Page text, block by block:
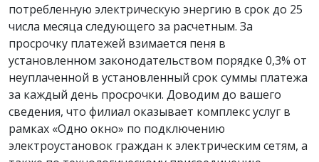
потребленную электрическую энергию в срок до 25
числа месяца следующего за расчетным. За
просрочку платежей взимается пеня в
установленном законодательством порядке 0,3% от
неуплаченной в установленный срок суммы платежа
за каждый день просрочки. Доводим до вашего
сведения, что филиал оказывает комплекс услуг в
рамках «Одно окно» по подключению
электроустановок граждан к электрическим сетям, а